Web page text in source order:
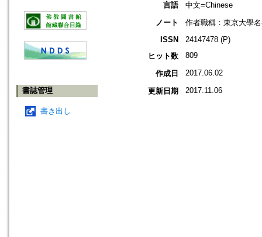
書誌管理
書き出し
言語
中文=Chinese
ノート
作者職稱：東京大學
ISSN
24147478 (P)
ヒット数
809
作成日 2017.06.02
更新日期 2017.11.06